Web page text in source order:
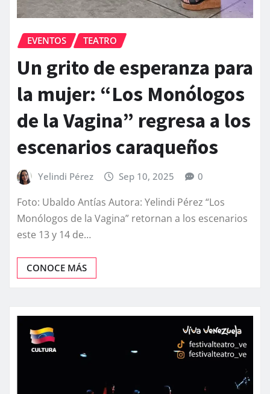
EVENTOS TEATRO
Un grito de esperanza para
la mujer: “Los Monólogos
de la Vagina” regresa a los
escenarios caraqueños
Yelindi Pérez Sep 10, 2025 0
Foto: Ubaldo Antías Autora: Yelindi Pérez “Los
Monólogos de la Vagina” retornan a los escenarios
este 13 y 14 de…
CONOCE MÁS